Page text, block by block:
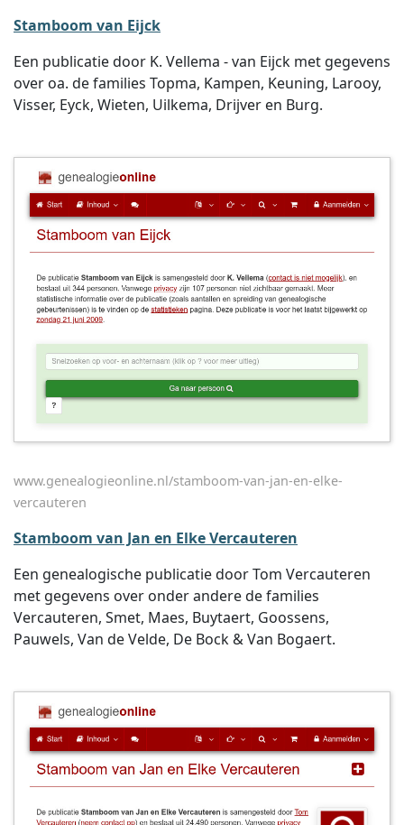
Stamboom van Eijck
Een publicatie door K. Vellema - van Eijck met gegevens
over oa. de families Topma, Kampen, Keuning, Larooy,
Visser, Eyck, Wieten, Uilkema, Drijver en Burg.
www.genealogieonline.nl/stamboom-van-jan-en-elke-
vercauteren
Stamboom van Jan en Elke Vercauteren
Een genealogische publicatie door Tom Vercauteren
met gegevens over onder andere de families
Vercauteren, Smet, Maes, Buytaert, Goossens,
Pauwels, Van de Velde, De Bock & Van Bogaert.